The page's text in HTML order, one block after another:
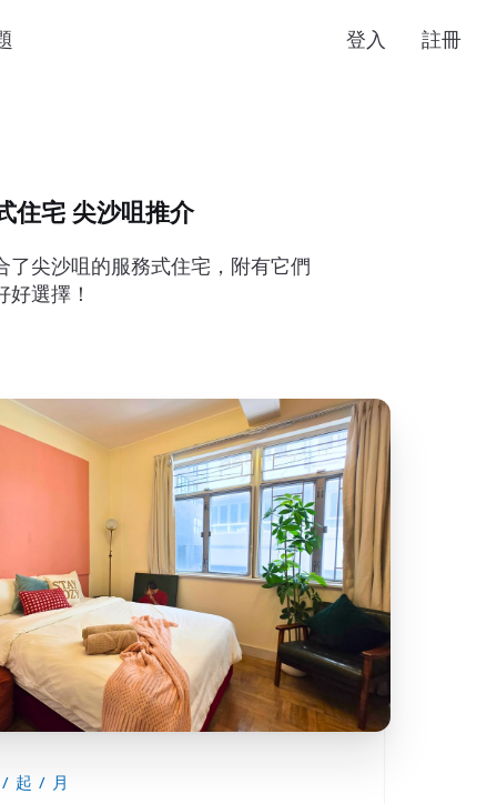
登入 註冊
住宅 尖沙咀推介
尖沙咀的服務式住宅，附有它們
選擇！
/ 起 / 月